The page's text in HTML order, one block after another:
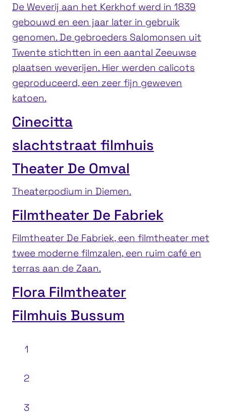
De Weverij aan het Kerkhof werd in 1839
gebouwd en een jaar later in gebruik
genomen. De gebroeders Salomonsen uit
Twente stichtten in een aantal Zeeuwse
plaatsen weverijen. Hier werden calicots
geproduceerd, een zeer fijn geweven
katoen.
Cinecitta
slachtstraat filmhuis
Theater De Omval
Theaterpodium in Diemen.
Filmtheater De Fabriek
Filmtheater De Fabriek, een filmtheater met
twee moderne filmzalen, een ruim café en
terras aan de Zaan.
Flora Filmtheater
Filmhuis Bussum
1
2
3